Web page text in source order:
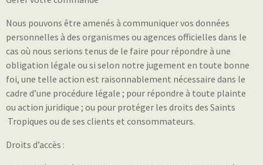
Nous pouvons être amenés à communiquer vos données
personnelles à des organismes ou agences officielles dans le
cas où nous serions tenus de le faire pour répondre à une
obligation légale ou si selon notre jugement en toute bonne
foi, une telle action est raisonnablement nécessaire dans le
cadre d’une procédure légale ; pour répondre à toute plainte
ou action juridique ; ou pour protéger les droits des Saints
Tropiques ou de ses clients et consommateurs.
Droits d’accès :